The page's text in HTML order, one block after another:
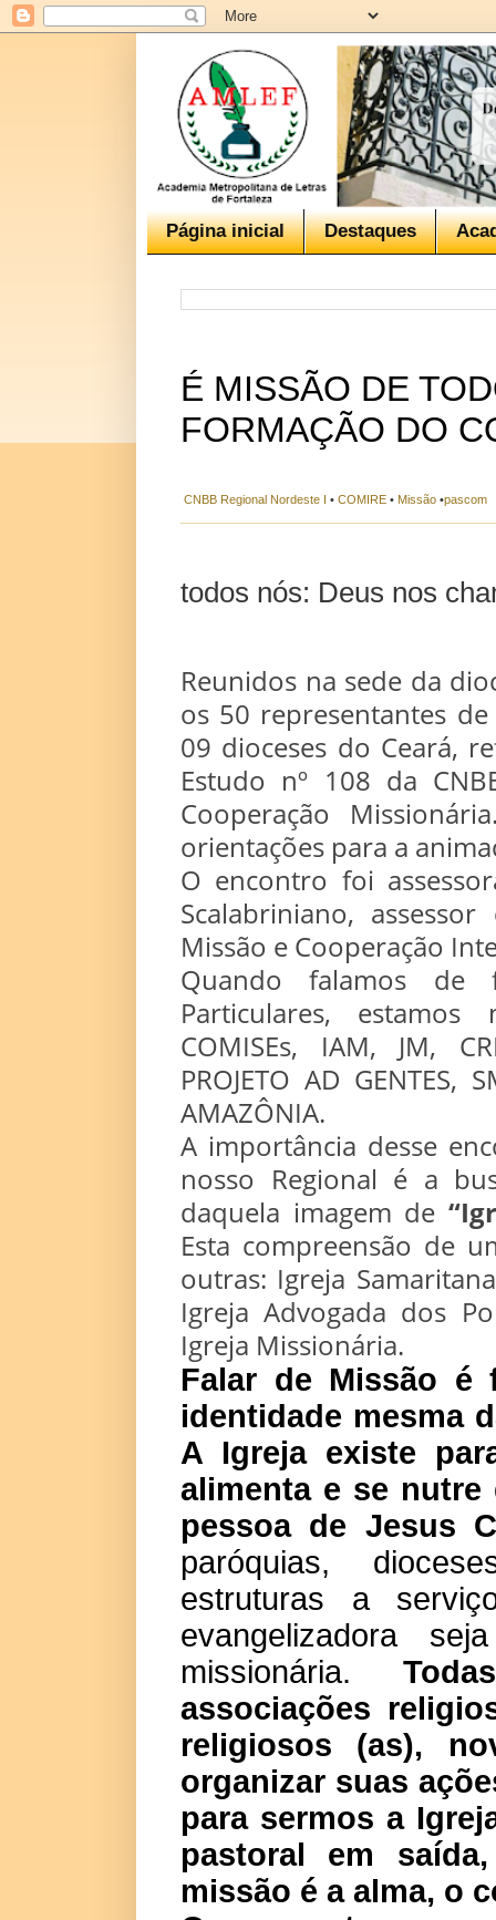
Página inicial Destaques
É MISSÃO DE
FORMAÇÃO DO
CNBB Regional Nordeste I • COMIRE • Missão •pascom
todos nós: Deus nos
Reunidos na sede da
os 50 representantes
09 dioceses do Ceará,
Estudo nº 108 da
Cooperação
orientações para a
O encontro foi
Scalabriniano,
Missão e Cooperação
Quando falamos de
Particulares,
COMISEs, IAM, JM,
PROJETO AD GENTES,
AMAZÔNIA.
A importância desse
nosso Regional é a
daquela imagem de
Esta compreensão de
outras: Igreja
Igreja Advogada dos
Igreja Missionária.
Falar de Missão é
identidade mesma
A Igreja existe
alimenta e se
pessoa de Jesus
paróquias,
estruturas a
evangelizadora
missionária.
associações
religiosos (as),
organizar suas
para sermos a
pastoral em
missão é a alma, o